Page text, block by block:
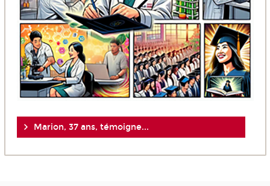
Marion, 37 ans, témoigne...